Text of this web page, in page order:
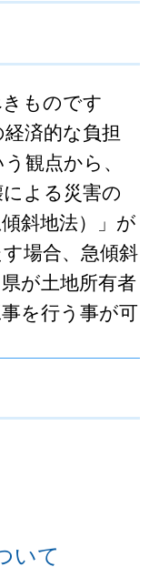
ものです
済的な負担
観点から、
よる災害の
斜地法）」が
場合、急傾斜
が土地所有者
を行う事が可
いて